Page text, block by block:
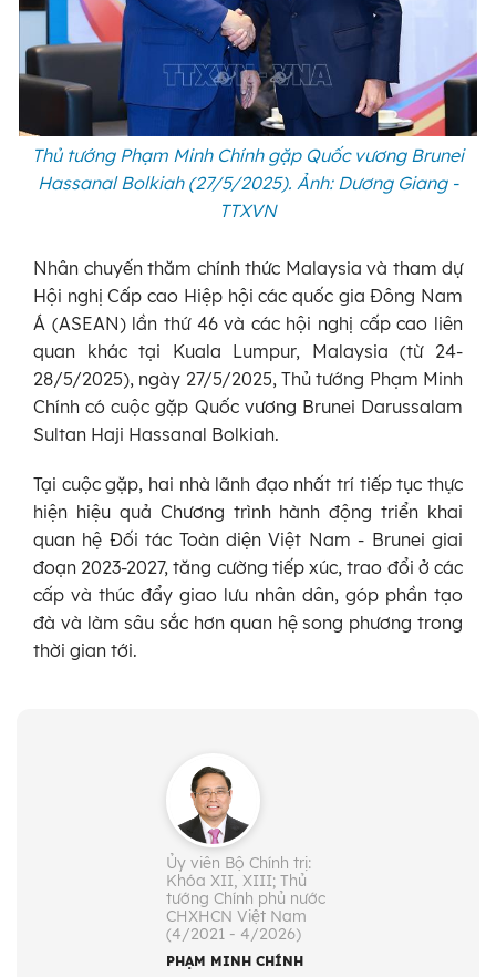
Thủ tướng Phạm Minh Chính gặp Quốc vương Brunei
Hassanal Bolkiah (27/5/2025). Ảnh: Dương Giang -
TTXVN
Nhân chuyến thăm chính thức Malaysia và tham dự
Hội nghị Cấp cao Hiệp hội các quốc gia Đông Nam
Á (ASEAN) lần thứ 46 và các hội nghị cấp cao liên
quan khác tại Kuala Lumpur, Malaysia (từ 24-
28/5/2025), ngày 27/5/2025, Thủ tướng Phạm Minh
Chính có cuộc gặp Quốc vương Brunei Darussalam
Sultan Haji Hassanal Bolkiah.
Tại cuộc gặp, hai nhà lãnh đạo nhất trí tiếp tục thực
hiện hiệu quả Chương trình hành động triển khai
quan hệ Đối tác Toàn diện Việt Nam - Brunei giai
đoạn 2023-2027, tăng cường tiếp xúc, trao đổi ở các
cấp và thúc đẩy giao lưu nhân dân, góp phần tạo
đà và làm sâu sắc hơn quan hệ song phương trong
thời gian tới.
Ủy viên Bộ Chính trị:
Khóa XII, XIII; Thủ
tướng Chính phủ nước
CHXHCN Việt Nam
(4/2021 - 4/2026)
PHẠM MINH CHÍNH